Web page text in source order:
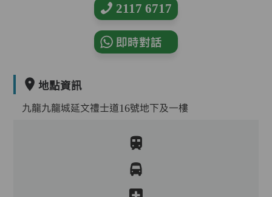
2117 6717
即時對話
地點資訊
九龍九龍城延文禮士道16號地下及一樓